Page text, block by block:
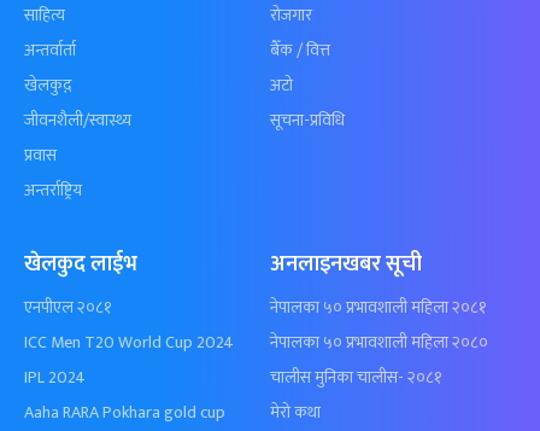
साहित्य
अन्तर्वार्ता
खेलकुद़़
जीवनशैली/स्वास्थ्य
प्रवास
अन्तर्राष्ट्रिय
रोजगार
बैँक / वित्त
अटो
सूचना-प्रविधि
खेलकुद लाईभ
एनपीएल २०८१
ICC Men T20 World Cup 2024
IPL 2024
Aaha RARA Pokhara gold cup
अनलाइनखबर सूची
नेपालका ५० प्रभावशाली महिला २०८१
नेपालका ५० प्रभावशाली महिला २०८०
चालीस मुनिका चालीस- २०८१
मेरो कथा